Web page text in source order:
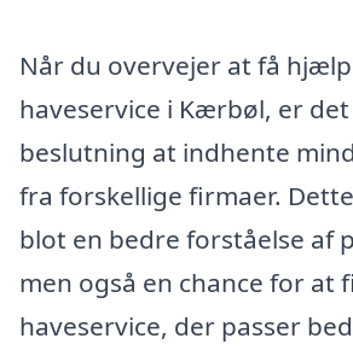
Når du overvejer at få
haveservice i Kærbøl, er
beslutning at indhente
fra forskellige firmaer.
blot en bedre forståelse af
men også en chance for at
haveservice, der passer